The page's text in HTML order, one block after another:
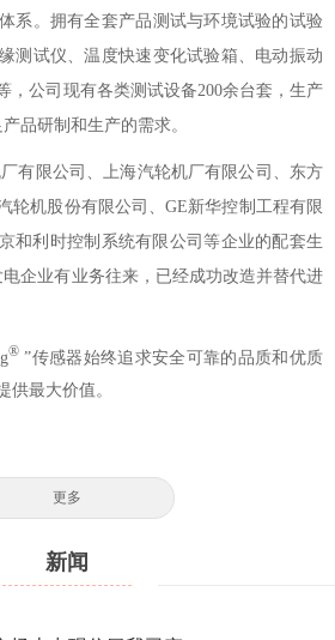
系。拥有全套产品测试与环境试验的试验
测试仪、温度快速变化试验箱、电动振动
，公司现有各类测试设备200余台套，生产
品研制和生产的需求。
有限公司、上海汽轮机厂有限公司、东方
轮机股份有限公司、GE新华控制工程有限
和利时控制系统有限公司等企业的配套生
企业有业务往来，已经成功改造并替代进
® ”传感器始终追求安全可靠的品质和优质
供最大价值。
更多
新闻